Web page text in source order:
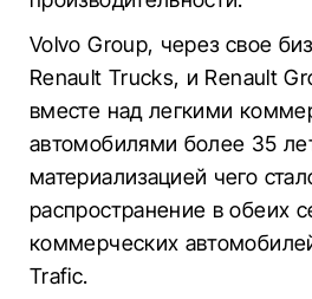
Volvo Group, через свое
Renault Trucks, и Renault
вместе над легкими
автомобилями более 35
материализацией чего
распространение в обеих
коммерческих
Trafic.